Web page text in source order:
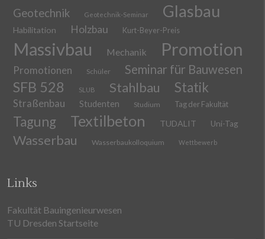
Geotechnik Geotechnik-Seminar Glasbau
Habilitation Holzbau Kurt-Beyer-Preis
Massivbau Mechanik Promotion
Promotionen Schüler Seminar für Bauwesen
SFB 528 SLUB Stahlbau Statik
Straßenbau Studenten Studium Tag der Fakultät
Tagung Textilbeton TUDALIT Uni-Tag
Wasserbau Wasserbaukolloquium Wettbewerb
Links
Fakultät Bauingenieurwesen
TU Dresden Startseite